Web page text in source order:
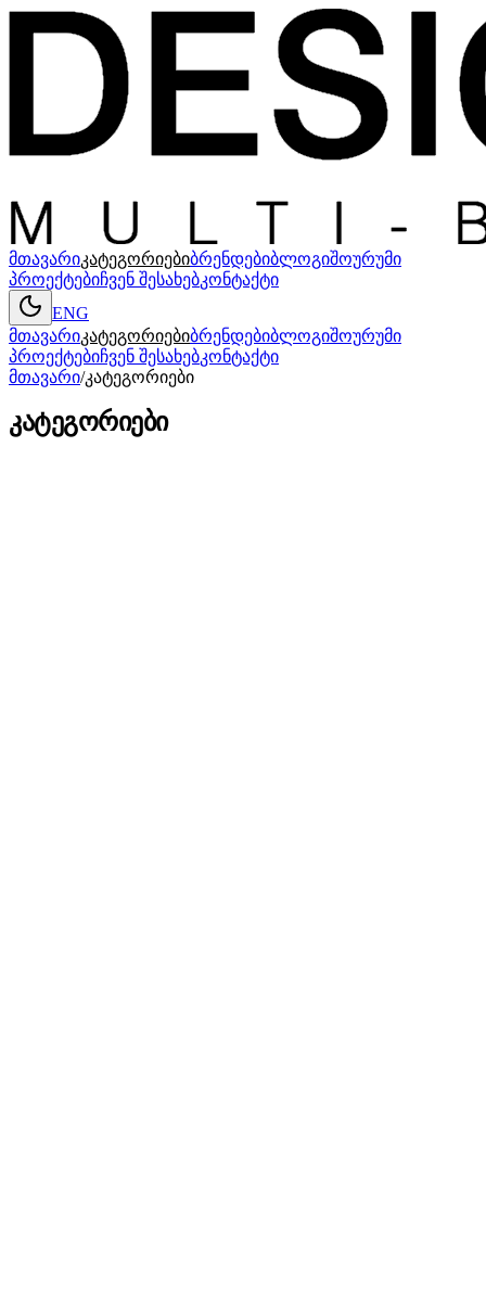
მთავარიკატეგორიებიბრენდებიბლოგიშოურუმი
პროექტებიჩვენ შესახებკონტაქტი
ENG
მთავარიკატეგორიებიბრენდებიბლოგიშოურუმი
პროექტებიჩვენ შესახებკონტაქტი
მთავარი/კატეგორიები
კატეგორიები